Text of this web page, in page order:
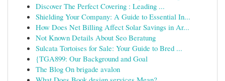
Discover The Perfect Covering : Leading ...
Shielding Your Company: A Guide to Essential In...
How Does Net Billing Affect Solar Savings in Ar...
Not Known Details About Seo Beratung
Sulcata Tortoises for Sale: Your Guide to Bred ...
{TGA899: Our Background and Goal
The Blog On brigade avalon